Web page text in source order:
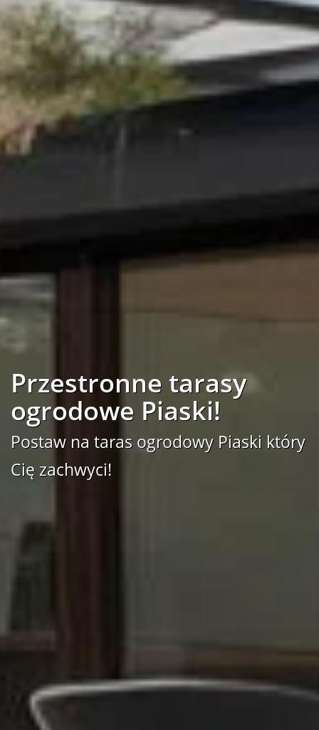
Przestronne tarasy
ogrodowe Piaski!
Postaw na taras ogrodowy Piaski który
Cię zachwyci!